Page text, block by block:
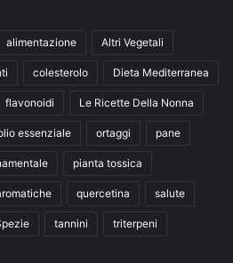
alimentazione Altri Vegetali
colesterolo Dieta Mediterranea
flavonoidi Le Ricette Della Nonna
essenziale ortaggi pane
pianta tossica
quercetina salute
tannini triterpeni